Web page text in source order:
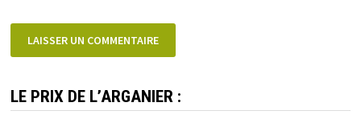
LE PRIX DE L’ARGANIER :